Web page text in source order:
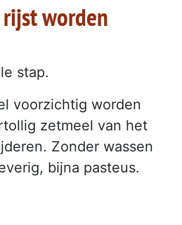
worden
stap.
voorzichtig worden
zetmeel van het
Zonder wassen
bijna pasteus.